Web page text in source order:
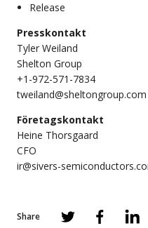
Release
Presskontakt
Tyler Weiland
Shelton Group
+1-972-571-7834
tweiland@sheltongroup.com
Företagskontakt
Heine Thorsgaard
CFO
ir@sivers-
Share